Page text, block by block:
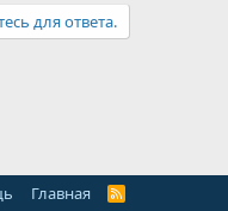
для ответа.
Главная
R